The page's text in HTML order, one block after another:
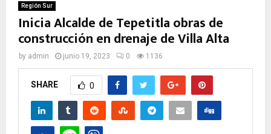
Región Sur
Inicia Alcalde de Tepetitla obras de
construcción en drenaje de Villa Alta
by admin junio 19, 2023 0 1136
SHARE 0